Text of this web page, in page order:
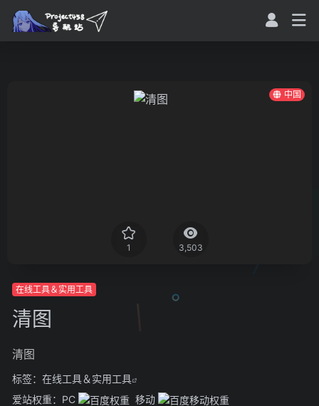
中国
1 3,503
在线工具＆实用工具
清图
清图
标签： 在线工具＆实用工具
爱站权重： PC 移动